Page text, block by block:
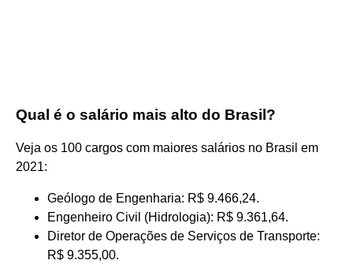
Qual é o salário mais alto do Brasil?
Veja os 100 cargos com maiores salários no Brasil em
2021:
Geólogo de Engenharia: R$ 9.466,24.
Engenheiro Civil (Hidrologia): R$ 9.361,64.
Diretor de Operações de Serviços de Transporte:
R$ 9.355,00.